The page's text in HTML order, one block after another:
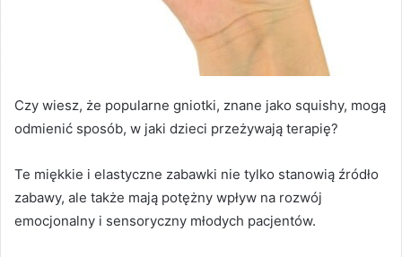
Czy wiesz, że popularne gniotki, znane jako squishy, mogą
odmienić sposób, w jaki dzieci przeżywają terapię?
Te miękkie i elastyczne zabawki nie tylko stanowią źródło
zabawy, ale także mają potężny wpływ na rozwój
emocjonalny i sensoryczny młodych pacjentów.